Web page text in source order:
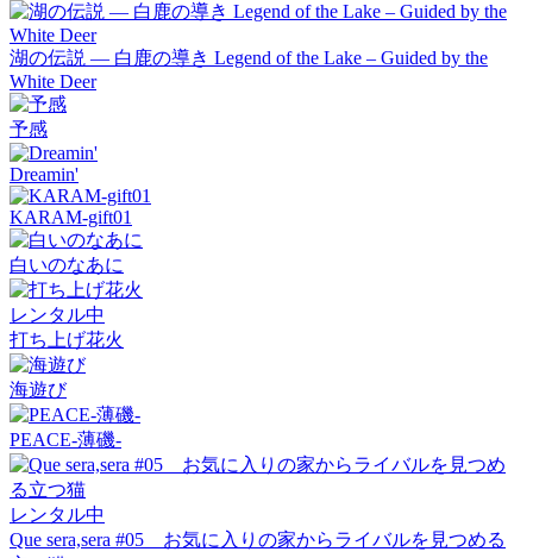
湖の伝説 ― 白鹿の導き Legend of the Lake – Guided by the
White Deer
予感
Dreamin'
KARAM-gift01
白いのなあに
レンタル中
打ち上げ花火
海遊び
PEACE-薄磯-
レンタル中
Que sera,sera #05 お気に入りの家からライバルを見つめる